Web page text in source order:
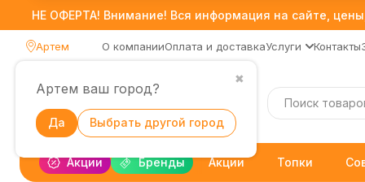
НЕ ОФЕРТА! Внимание! Вся информация на сайте,
Артем
✖
Артем ваш город?
Да Выбрать другой город
О компанииОплата и доставкаУслуги Контакты
Акции Бренды Акции Топки